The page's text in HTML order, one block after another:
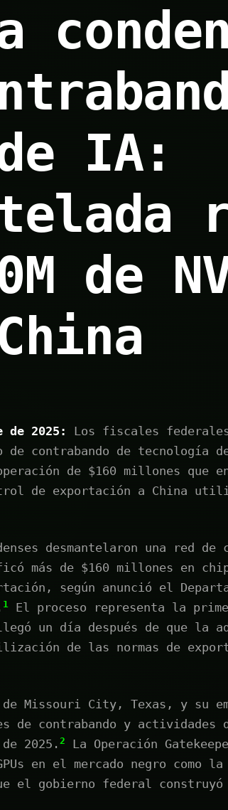
IA:
de
de 2025:
Los fiscales
de contrabando de tecnología
de $160 millones que
de exportación a China
desmantelaron una red de
más de $160 millones en
según anunció el
1
El proceso representa la
un día después de que la
de las normas de
Missouri City, Texas, y su
de contrabando y actividades
2025. 2
La Operación
en el mercado negro como
el gobierno federal construyó